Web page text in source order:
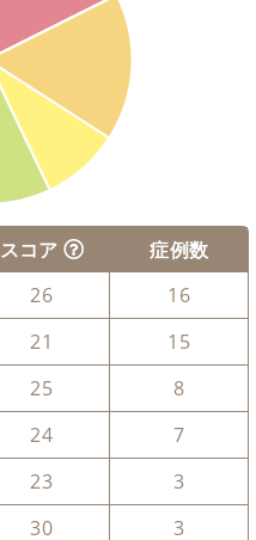
スコア
症例数
26
16
21
15
25
8
24
7
23
3
30
3